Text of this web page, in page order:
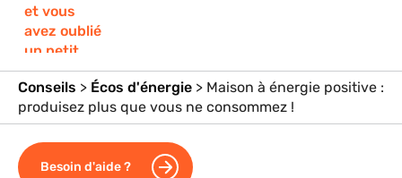
Conseils > Écos d'énergie > Maison à énergie positive :
produisez plus que vous ne consommez !
Besoin d'aide ?